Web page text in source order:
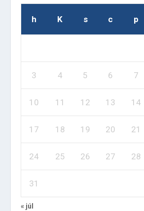
h K s c p
3 4 5 6 7
10 11 12 13 14
17 18 19 20 21
24 25 26 27 28
31
« júl